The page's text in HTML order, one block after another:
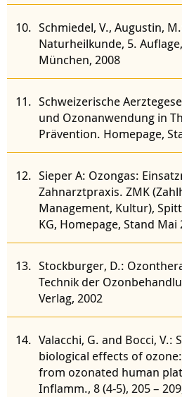
Schmiedel, V., Augustin,
Naturheilkunde, 5.
München, 2008
Schweizerische
und Ozonanwendung in
Prävention. Homepage,
Sieper A: Ozongas:
Zahnarztpraxis. ZMK
Management, Kultur),
KG, Homepage, Stand Mai
Stockburger, D.:
Technik der
Verlag, 2002
Valacchi, G. and Bocci, V.:
biological effects of
from ozonated human
Inflamm., 8 (4-5), 205 –